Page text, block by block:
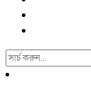
Search
For: